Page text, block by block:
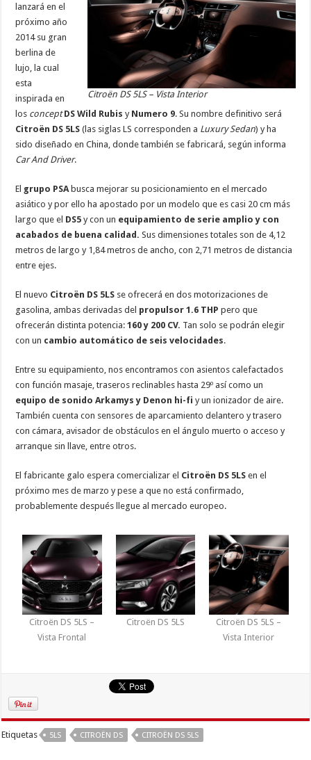
Citroën DS 5LS – Vista Interior
lanzará en el
próximo año
2014 su gran
berlina de
lujo, la cual
esta
inspirada en
los concept DS Wild Rubis y Numero 9. Su nombre definitivo será
Citroën DS 5LS(las siglas LS corresponden a Luxury Sedan) y ha
sido diseñado en China, donde también se fabricará, según informa
Car And Driver.
El grupo PSAbusca mejorar su posicionamiento en el mercado
asiático y por ello ha apostado por un modelo que es casi 20 cm más
largo que el DS5 y con un equipamiento de serie amplio y con
acabados de buena calidad. Sus dimensiones totales son de 4,12
metros de largo y 1,84 metros de ancho, con 2,71 metros de distancia
entre ejes.
El nuevo Citroën DS 5LS se ofrecerá en dos motorizaciones de
gasolina, ambas derivadas del propulsor 1.6 THPpero que
ofrecerán distinta potencia:160 y 200 CV. Tan solo se podrán elegir
con un cambio automático de seis velocidades.
Entre su equipamiento, nos encontramos con asientos calefactados
con función masaje, traseros reclinables hasta 29º así como un
equipo de sonido Arkamys y Denon hi-fi y un ionizador de aire.
También cuenta con sensores de aparcamiento delantero y trasero
con cámara, avisador de obstáculos en el ángulo muerto o acceso y
arranque sin llave, entre otros.
El fabricante galo espera comercializar el Citroën DS 5LSen el
próximo mes de marzo y pese a que no está confirmado,
probablemente después llegue al mercado europeo.
Citroën DS 5LS –
Vista Frontal
Citroën DS 5LS
Citroën DS 5LS –
Vista Interior
Etiquetas 5LS CITROËN DS CITROËN DS 5LS